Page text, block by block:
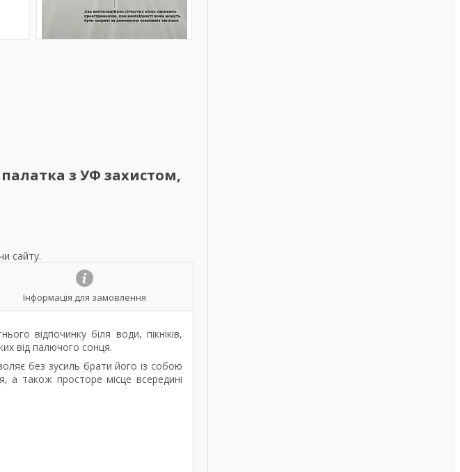
з УФ захистом,
сайту.
Інформація для замовлення
відпочинку біля води, пікніків,
від палючого сонця.
без зусиль брати його із собою
а також просторе місце всередині